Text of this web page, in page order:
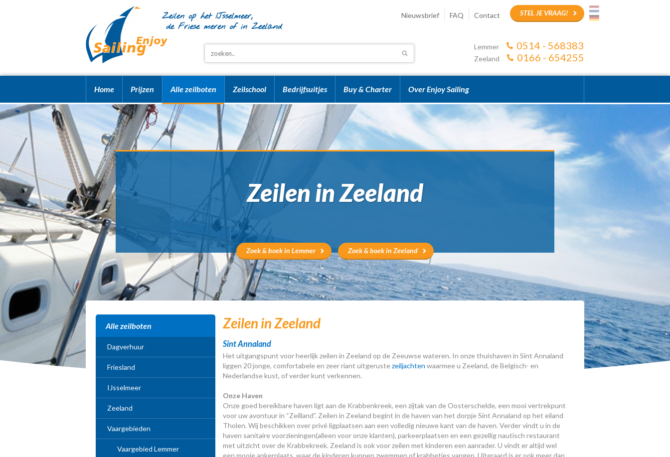
STEL JE VRAAG!
Nieuwsbrief FAQ Contact
Lemmer 0514 - 568383
Zeeland 0166 - 654255
Home Prijzen Alle zeilboten Zeilschool Bedrijfsuitjes Buy & Charter Over Enjoy Sailing
Zeilen in Zeeland
Zoek & boek in Lemmer Zoek & boek in Zeeland
Zeilen in Zeeland
Sint Annaland
Het uitgangspunt voor heerlijk zeilen in Zeeland op de Zeeuwse wateren. In onze thuishaven in Sint Annaland
liggen 20 jonge, comfortabele en zeer riant uitgerustezeiljachten waarmee u Zeeland, de Belgisch- en
Nederlandse kust, of verder kunt verkennen.
Onze Haven
Onze goed bereikbare haven ligt aan de Krabbenkreek, een zijtak van de Oosterschelde, een mooi vertrekpunt
voor uw avontuur in “Zeilland”. Zeilen in Zeeland begint in de haven van het dorpje Sint Annaland op het eiland
Tholen. Wij beschikken over privé ligplaatsen aan een volledig nieuwe kant van de haven. Verder vindt u in de
haven sanitaire voorzieningen(alleen voor onze klanten), parkeerplaatsen en een gezellig nautisch restaurant
met uitzicht over de Krabbekreek. Zeeland is ook voor zeilen met kinderen een aanrader. U vindt er altijd wel
een mooie ankerplaats, waar de kinderen kunnen zwemmen of krabbetjes vangen. Uiteraard is er ook meer dan
Alle zeilboten
Dagverhuur
Friesland
IJsselmeer
Zeeland
Vaargebieden
Vaargebied Lemmer